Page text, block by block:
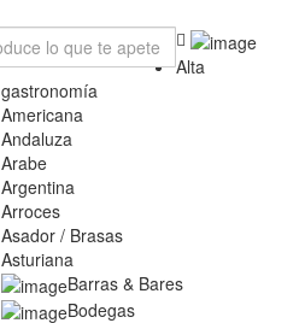
Alta
gastronomía
Americana
Andaluza
Arabe
Argentina
Arroces
Asador / Brasas
Asturiana
Barras & Bares
Bodegas